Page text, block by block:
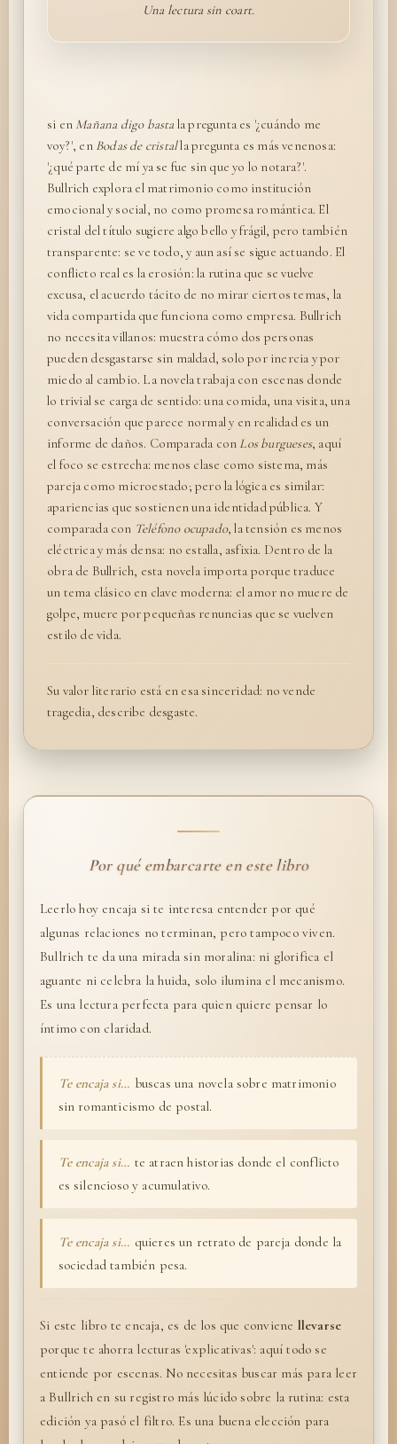
Una lectura sin coart.
si en Mañana digo basta la pregunta es '¿cuándo me
voy?', en Bodas de cristalla pregunta es más venenosa:
'¿qué parte de mí ya se fue sin que yo lo notara?'.
Bullrich explora el matrimonio como institución
emocional y social, no como promesa romántica. El
cristal del título sugiere algo bello y frágil, pero también
transparente: se ve todo, y aun así se sigue actuando. El
conflicto real es la erosión: la rutina que se vuelve
excusa, el acuerdo tácito de no mirar ciertos temas, la
vida compartida que funciona como empresa. Bullrich
no necesita villanos: muestra cómo dos personas
pueden desgastarse sin maldad, solo por inercia y por
miedo al cambio. La novela trabaja con escenas donde
lo trivial se carga de sentido: una comida, una visita, una
conversación que parece normal y en realidad es un
informe de daños. Comparada con Los burgueses, aquí
el foco se estrecha: menos clase como sistema, más
pareja como microestado; pero la lógica es similar:
apariencias que sostienen una identidad pública. Y
comparada con Teléfono ocupado, la tensión es menos
eléctrica y más densa: no estalla, asfixia. Dentro de la
obra de Bullrich, esta novela importa porque traduce
un tema clásico en clave moderna: el amor no muere de
golpe, muere por pequeñas renuncias que se vuelven
estilo de vida.
Su valor literario está en esa sinceridad: no vende
tragedia, describe desgaste.
Por qué embarcarte en este libro
Leerlo hoy encaja si te interesa entender por qué
algunas relaciones no terminan, pero tampoco viven.
Bullrich te da una mirada sin moralina: ni glorifica el
aguante ni celebra la huida, solo ilumina el mecanismo.
Es una lectura perfecta para quien quiere pensar lo
íntimo con claridad.
Te encaja si… buscas una novela sobre matrimonio
sin romanticismo de postal.
Te encaja si… te atraen historias donde el conflicto
es silencioso y acumulativo.
Te encaja si… quieres un retrato de pareja donde la
sociedad también pesa.
Si este libro te encaja, es de los que conviene llevarse
porque te ahorra lecturas 'explicativas': aquí todo se
entiende por escenas. No necesitas buscar más para leer
a Bullrich en su registro más lúcido sobre la rutina: esta
edición ya pasó el filtro. Es una buena elección para